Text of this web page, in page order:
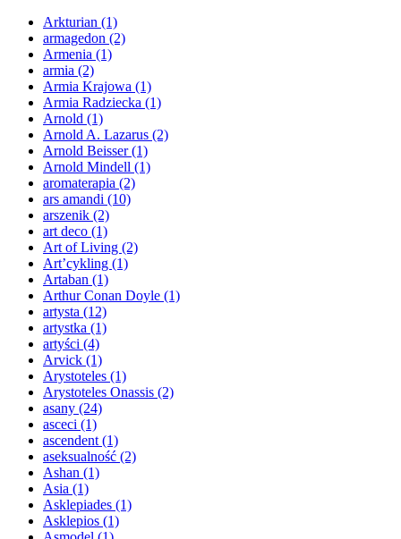
Arkturian (1)
armagedon (2)
Armenia (1)
armia (2)
Armia Krajowa (1)
Armia Radziecka (1)
Arnold (1)
Arnold A. Lazarus (2)
Arnold Beisser(1)
Arnold Mindell (1)
aromaterapia (2)
ars amandi (10)
arszenik (2)
art deco (1)
Art of Living (2)
Art’cykling (1)
Artaban (1)
Arthur Conan Doyle (1)
artysta (12)
artystka (1)
artyści (4)
Arvick (1)
Arystoteles (1)
Arystoteles Onassis (2)
asany (24)
asceci (1)
ascendent (1)
aseksualność (2)
Ashan (1)
Asia (1)
Asklepiades (1)
Asklepios (1)